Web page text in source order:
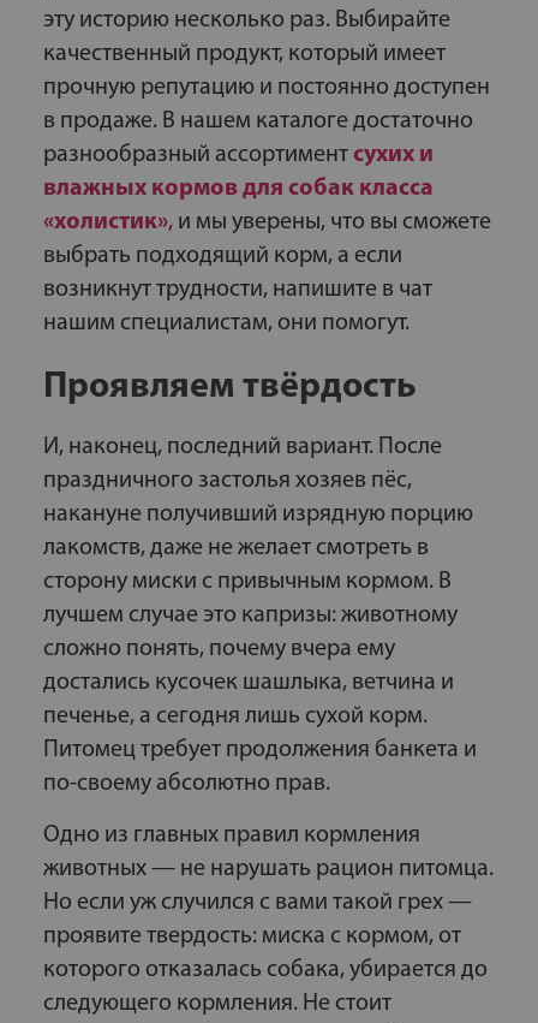
эту историю несколько раз. Выбирайте
качественный продукт, который имеет
прочную репутацию и постоянно доступен
в продаже. В нашем каталоге достаточно
разнообразный ассортимент сухих и
влажных кормов для собак класса
«холистик»,и мы уверены, что вы сможете
выбрать подходящий корм, а если
возникнут трудности, напишите в чат
нашим специалистам, они помогут.
Проявляем твёрдость
И, наконец, последний вариант. После
праздничного застолья хозяев пёс,
накануне получивший изрядную порцию
лакомств, даже не желает смотреть в
сторону миски с привычным кормом. В
лучшем случае это капризы: животному
сложно понять, почему вчера ему
достались кусочек шашлыка, ветчина и
печенье, а сегодня лишь сухой корм.
Питомец требует продолжения банкета и
по-своему абсолютно прав.
Одно из главных правил кормления
животных — не нарушать рацион питомца.
Но если уж случился с вами такой грех —
проявите твердость: миска с кормом, от
которого отказалась собака, убирается до
следующего кормления. Не стоит